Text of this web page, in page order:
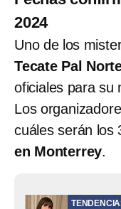
2024
Uno de los
Tecate Pal
oficiales para su
Los
cuáles serán los
en Monterrey.